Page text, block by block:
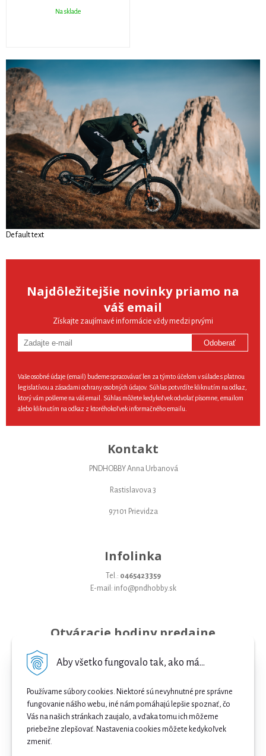
Aby všetko fungovalo tak, ako má...
Používame súbory cookies. Niektoré sú nevyhnutné pre správne
fungovanie nášho webu, iné nám pomáhajú lepšie spoznať, čo
Vás na našich stránkach zaujalo, a vďaka tomu ich môžeme
priebežne zlepšovať. Nastavenia cookies môžete kedykoľvek
zmeniť.
Na sklade
Default text
Najdôležitejšie novinky priamo na
váš email
Získajte zaujímavé informácie vždy medzi prvými
Odoberať
Vaše osobné údaje (email) budeme spracovávať len za týmto účelom v súlade s platnou
legislatívou a zásadami ochrany osobných údajov. Súhlas potvrdíte kliknutím na odkaz,
ktorý vám pošleme na váš email. Súhlas môžete kedykoľvek odvolať písomne, emailom
alebo kliknutím na odkaz z ktoréhokoľvek informačného emailu.
Kontakt
PNDHOBBY Anna Urbanová
Rastislavova 3
97101 Prievidza
Infolinka
Tel.: 0465423359
E-mail: info@pndhobby.sk
Otváracie hodiny predajne
Streda 09-17
Štvrtok 09-17